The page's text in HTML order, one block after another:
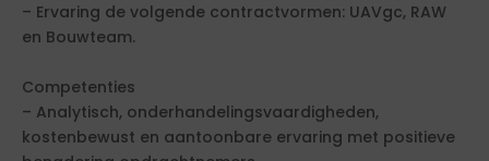
– Ervaring de volgende contractvormen: UAVgc, RAW
en Bouwteam.
Competenties
– Analytisch, onderhandelingsvaardigheden,
kostenbewust en aantoonbare ervaring met positieve